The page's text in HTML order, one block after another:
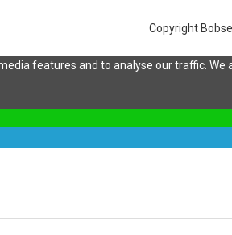
Copyright
features and to analyse our traffic.